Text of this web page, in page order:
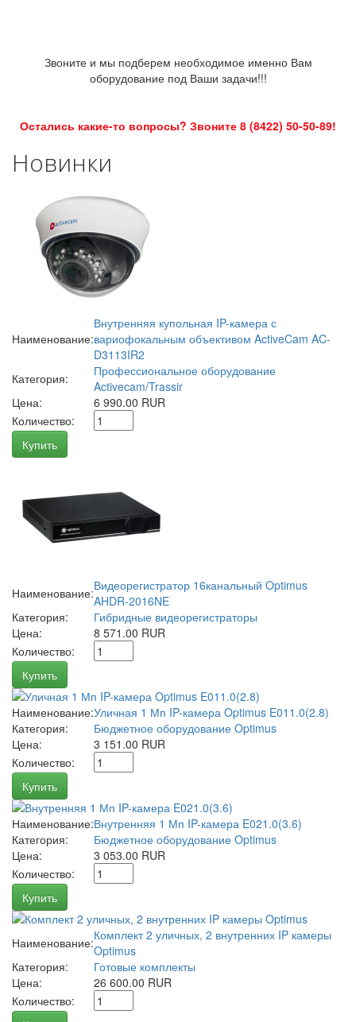
Звоните и мы подберем необходимое именно Вам
оборудование под Ваши задачи!!!
Остались какие-то вопросы? Звоните 8 (8422) 50-50-89!
Новинки
Наименование:
Внутренняя купольная IP-камера с
вариофокальным объективом ActiveCam AC-
D3113IR2
Категория:
Профессиональное оборудование
Activecam/Trassir
Цена:
6 990.00 RUR
Количество:
Купить
Наименование:Видеорегистратор 16канальный Optimus
AHDR-2016NE
Категория:
Гибридные видеорегистраторы
Цена:
8 571.00 RUR
Количество:
Купить
Наименование:Уличная 1 Мп IP-камера Optimus E011.0(2.8)
Категория:
Бюджетное оборудование Optimus
Цена:
3 151.00 RUR
Количество:
Купить
Наименование:Внутренняя 1 Мп IP-камера E021.0(3.6)
Категория:
Бюджетное оборудование Optimus
Цена:
3 053.00 RUR
Количество:
Купить
Наименование:Комплект 2 уличных, 2 внутренних IP камеры
Optimus
Категория:
Готовые комплекты
Цена:
26 600.00 RUR
Количество: